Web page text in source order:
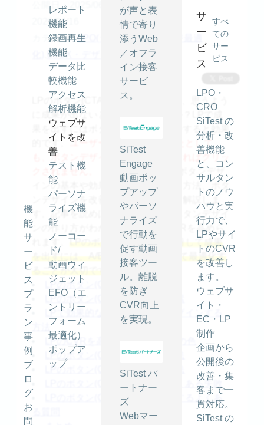
機
能
サ
ー
ビ
ス
プ
ラ
ン
事
例
ブ
ロ
グ
お
問
レポート
機能
録画再生
機能
データ比
較機能
アクセス
解析機能
ウェブサ
イトを改
善
テスト機
能
パーソナ
ライズ機
能
ノーコー
ド/
動画ウィ
ジェット
EFO（エ
ントリー
フォーム
最適化）
ポップア
ップ
が声と表
情で寄り
添うWeb
／オフラ
イン接客
サービ
ス。
SiTest
Engage
動画ポッ
プアップ
やパーソ
ナライズ
で行動を
促す動画
接客ツー
ル。離脱
を防ぎ
CVR向上
を実現。
SiTest パ
ートナー
ズ
Webマー
サ
ー
ビ
ス
すべ
ての
サー
ビス
LPO・
CRO
SiTest の
分析・改
善機能
と、コン
サルタン
トのノウ
ハウと実
行力で、
LPやサイ
トのCVR
を改善し
ます。
ウェブサ
イト・
EC・LP
制作
企画から
公開後の
改善・集
客まで一
貫対応。
SiTest の
公開日：2025/06/02 最終更新日：
2026/04/16
カテゴリ -LPO(ランディングページ最適
UI/UX・デザイン
LPのボタン(CTA)がクリックされず、思うよう
に成果が出ないと悩んでいませんか？LPで成
果を出すにはボタンデザインを改善すると効果
的です。ユーザーをLPに誘導できたとして
も、ボタンデザインが魅力的でなければクリッ
クされません。
この記事ではLPのボタンデザ
インの基本や効果的にデザインする方法、ボタ
ンデザインを改善する方法について解説しま
す。記事を読めば成果につながるボタンデザイ
ンの作り方がわかるため、LPのCVRを高めら
れます。LPのボタンデザインを改善して成果
を出すには、A/Bテストを繰り返して最適化す
ることが大切です。
目次
LPのボタン(CTA)の基本知識
LPのボタン(CTA)デザインの要素
LPで効果的なボタン(CTA)をデザインする
方法
LPのCVRを高めるボタン(CTA)の色
LPのボタン(CTA)を実装する手法
LPのボタン(CTA)を改善する方法
LPのボタン(CTA)デザインでよくある失敗
LPのボタン(CTA)デザインに関するよくあ